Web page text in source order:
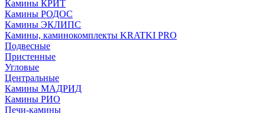
Камины КРИТ
Камины РОДОС
Камины ЭКЛИПС
Камины, каминокомплекты KRATKI PRO
Подвесные
Пристенные
Угловые
Центральные
Камины МАДРИД
Камины РИО
Печи-камины